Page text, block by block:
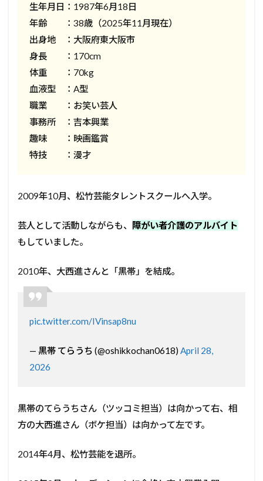
生年月日：1987年6月18日
年齢 ：38歳（2025年11月現在）
出身地 ：大阪府東大阪市
身長 ：170cm
体重 ：70kg
血液型 ：A型
職業 ：お笑い芸人
事務所 ：吉本興業
趣味 ：映画鑑賞
特技 ：漫才
2009年10月、松竹芸能タレントスクールへ入学。
芸人として活動しながらも、 障がい者介護のアルバイト
もしていました。
2010年、大西進さんと「黒帯」を結成。
pic.twitter.com/IVinsap8nu
— 黒帯 てらうち (@oshikkochan0618) April 28,
2026
黒帯のてらうちさん（ツッコミ担当）は向かって右、相
方の大西進さん（ボケ担当）は向かって左です。
2014年4月、松竹芸能を退所。